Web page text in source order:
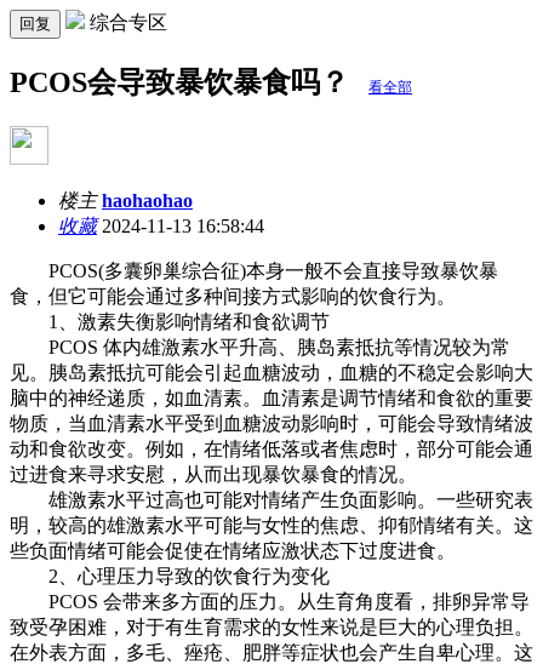
回复 综合专区
PCOS会导致暴饮暴食吗？ 看全部
楼主 haohaohao
收藏2024-11-13 16:58:44
PCOS(多囊卵巢综合征)本身一般不会直接导致暴饮暴
食，但它可能会通过多种间接方式影响的饮食行为。
1、激素失衡影响情绪和食欲调节
PCOS 体内雄激素水平升高、胰岛素抵抗等情况较为常
见。胰岛素抵抗可能会引起血糖波动，血糖的不稳定会影响大
脑中的神经递质，如血清素。血清素是调节情绪和食欲的重要
物质，当血清素水平受到血糖波动影响时，可能会导致情绪波
动和食欲改变。例如，在情绪低落或者焦虑时，部分可能会通
过进食来寻求安慰，从而出现暴饮暴食的情况。
雄激素水平过高也可能对情绪产生负面影响。一些研究表
明，较高的雄激素水平可能与女性的焦虑、抑郁情绪有关。这
些负面情绪可能会促使在情绪应激状态下过度进食。
2、心理压力导致的饮食行为变化
PCOS 会带来多方面的压力。从生育角度看，排卵异常导
致受孕困难，对于有生育需求的女性来说是巨大的心理负担。
在外表方面，多毛、痤疮、肥胖等症状也会产生自卑心理。这